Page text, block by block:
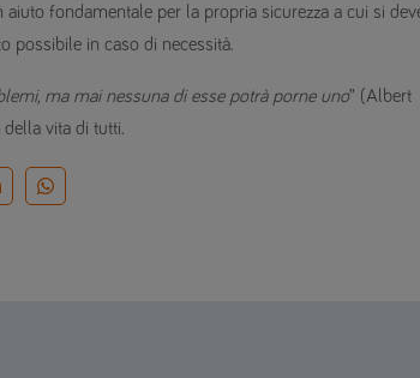
fondamentale per la propria sicurezza a cui si
possibile in caso di necessità.
ma mai nessuna di esse potrà porne uno” (Albert
vita di tutti.